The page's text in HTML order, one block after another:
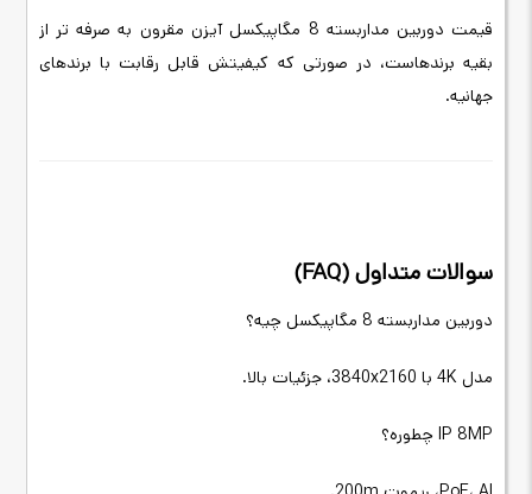
قیمت دوربین مداربسته 8 مگاپیکسل آیزن مقرون به صرفه تر از
بقیه برندهاست، در صورتی که کیفیتش قابل رقابت با برندهای
جهانیه.
سوالات متداول (FAQ)
دوربین مداربسته 8 مگاپیکسل چیه؟
مدل 4K با 3840x2160، جزئیات بالا.
IP 8MP چطوره؟